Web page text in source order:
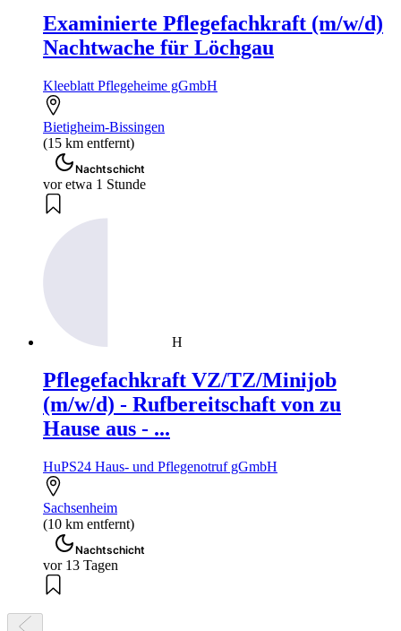
Examinierte Pflegefachkraft (m/w/d)
Nachtwache für Löchgau
Kleeblatt Pflegeheime gGmbH
Bietigheim-Bissingen
(15 km entfernt)
Nachtschicht
vor etwa 1 Stunde
H
Pflegefachkraft VZ/TZ/Minijob
(m/w/d) - Rufbereitschaft von zu
Hause aus - ...
HuPS24 Haus- und Pflegenotruf gGmbH
Sachsenheim
(10 km entfernt)
Nachtschicht
vor 13 Tagen